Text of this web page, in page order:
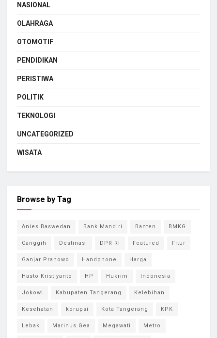
NASIONAL
OLAHRAGA
OTOMOTIF
PENDIDIKAN
PERISTIWA
POLITIK
TEKNOLOGI
UNCATEGORIZED
WISATA
Browse by Tag
Anies Baswedan Bank Mandiri Banten BMKG
Canggih Destinasi DPR RI Featured Fitur
Ganjar Pranowo Handphone Harga
Hasto Kristiyanto HP Hukrim Indonesia
Jokowi Kabupaten Tangerang Kelebihan
Kesehatan korupsi Kota Tangerang KPK
Lebak Marinus Gea Megawati Metro